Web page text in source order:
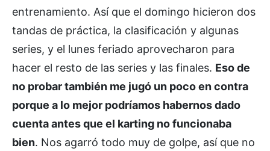
entrenamiento. Así que el domingo hicieron dos
tandas de práctica, la clasificación y algunas
series, y el lunes feriado aprovecharon para
hacer el resto de las series y las finales. Eso de
no probar también me jugó un poco en contra
porque a lo mejor podríamos habernos dado
cuenta antes que el karting no funcionaba
bien. Nos agarró todo muy de golpe, así que no